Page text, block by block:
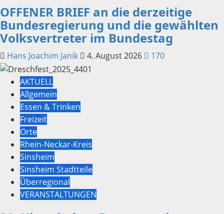
OFFENER BRIEF an die derzeitige
Bundesregierung und die gewählten
Volksvertreter im Bundestag
Hans Joachim Janik 4. August 2026 170
AKTUELL
Allgemein
Essen & Trinken
Freizeit
Orte
Rhein-Neckar-Kreis
Sinsheim
Sinsheim Stadtteile
Überregional
VERANSTALTUNGEN